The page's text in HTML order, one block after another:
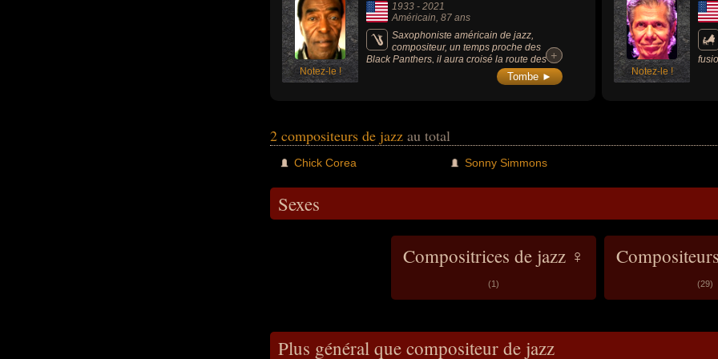
Notez-le !
1933 - 2021
Américain, 87 ans
Saxophoniste américain de jazz,
compositeur, un temps proche des
Black Panthers, il aura croisé la route des
plus grands, de Coltrane à Rollins.
+
+
Tombe ► Notez-le !
2 compositeurs de jazz au total
Chick Corea Sonny Simmons
Sexes
Compositrices de jazz ♀
(1) (29)
Plus général que compositeur de jazz